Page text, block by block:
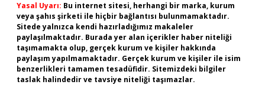
Yasal Uyarı: Bu internet sitesi, herhangi bir marka, kurum
veya şahıs şirketi ile hiçbir bağlantısı bulunmamaktadır.
Sitede yalnızca kendi hazırladığımız makaleler
paylaşılmaktadır. Burada yer alan içerikler haber niteliği
taşımamakta olup, gerçek kurum ve kişiler hakkında
paylaşım yapılmamaktadır. Gerçek kurum ve kişiler ile isim
benzerlikleri tamamen tesadüfidir. Sitemizdeki bilgiler
taslak halindedir ve tavsiye niteliği taşımazlar.